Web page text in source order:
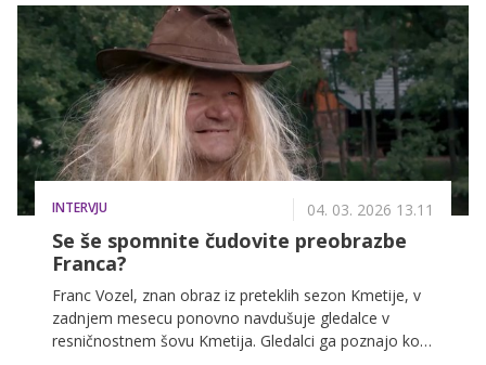
INTERVJU 04. 03. 2026 13.11
Se še spomnite čudovite preobrazbe
Franca?
Franc Vozel, znan obraz iz preteklih sezon Kmetije, v
zadnjem mesecu ponovno navdušuje gledalce v
resničnostnem šovu Kmetija. Gledalci ga poznajo kot